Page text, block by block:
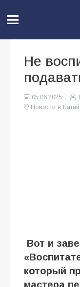
Не
05.06.2025
Новости в
Вот и
который
мастера